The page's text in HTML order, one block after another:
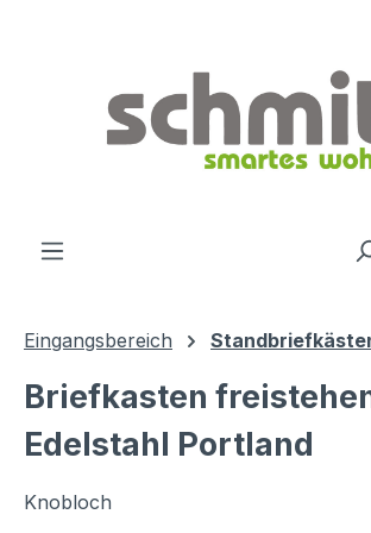
Eingangsbereich
Briefkasten
Edelstahl Portland
Knobloch